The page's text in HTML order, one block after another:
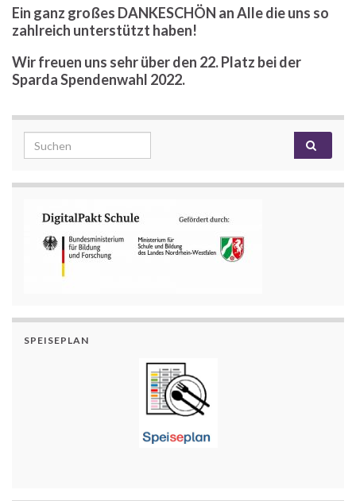
Ein ganz großes DANKESCHÖN an Alle die uns so
zahlreich unterstützt haben!
Wir freuen uns sehr über den 22. Platz bei der
Sparda Spendenwahl 2022.
Search for:
SPEISEPLAN